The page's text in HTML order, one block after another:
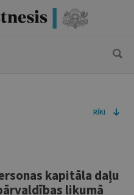
RĪKI
kapitāla daļu
likumā